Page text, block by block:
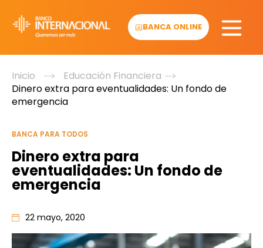
content
BANCA ONLINE
Inicio
Educación Financiera
Dinero extra para eventualidades: Un fondo de
emergencia
BANCA PARA TODOS
Dinero extra para
eventualidades: Un fondo de
emergencia
22 mayo, 2020